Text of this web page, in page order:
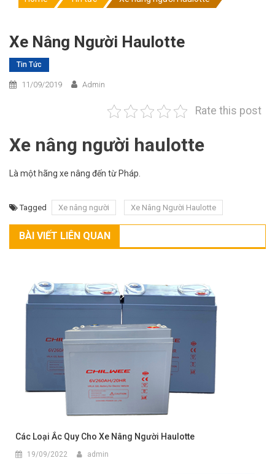
Xe Nâng Người Haulotte
Tin Tức
11/09/2019 Admin
Rate this post
Xe nâng người haulotte
Là một hãng xe nâng đến từ Pháp.
Tagged Xe nâng người Xe Nâng Người Haulotte
BÀI VIẾT LIÊN QUAN
Các Loại Ắc Quy Cho Xe Nâng Người Haulotte
19/09/2022 admin